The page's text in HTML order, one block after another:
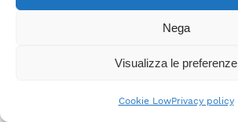
Nega
Visualizza le preferenze
Cookie LowPrivacy policy
LE
OPZIONI
POSSONO
ESSERE
NELLA
Pizza al taglio senza